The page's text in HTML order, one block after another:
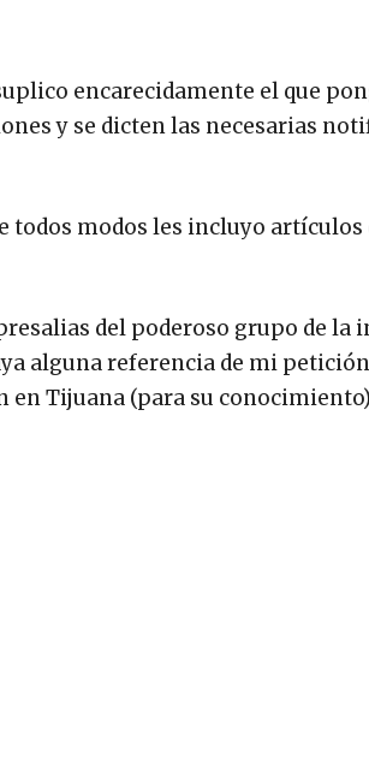
encarecidamente el que
y se dicten las necesarias
todos modos les incluyo
del poderoso grupo de la
alguna referencia de mi
Tijuana (para su